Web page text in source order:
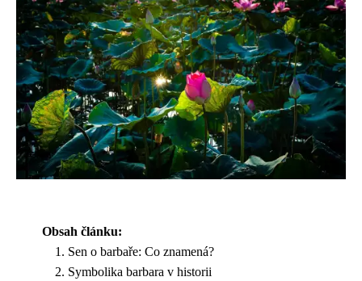
Obsah článku:
Sen o barbaře: Co znamená?
Symbolika barbara v historii